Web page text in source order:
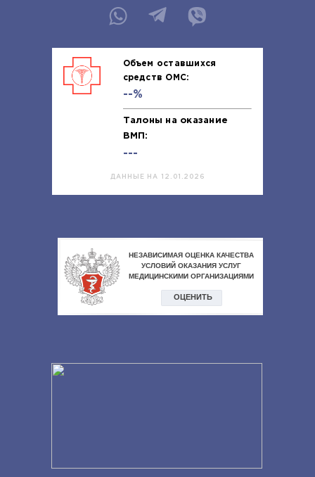
Объем оставшихся
средств ОМС:
--%
Талоны на оказание
ВМП:
---
ДАННЫЕ НА 12.01.2026